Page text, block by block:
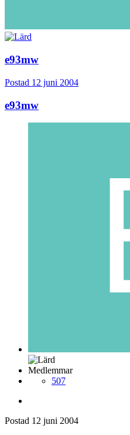
e93mw
Postad 12 juni 2004
e93mw
Medlemmar
507
Postad 12 juni 2004